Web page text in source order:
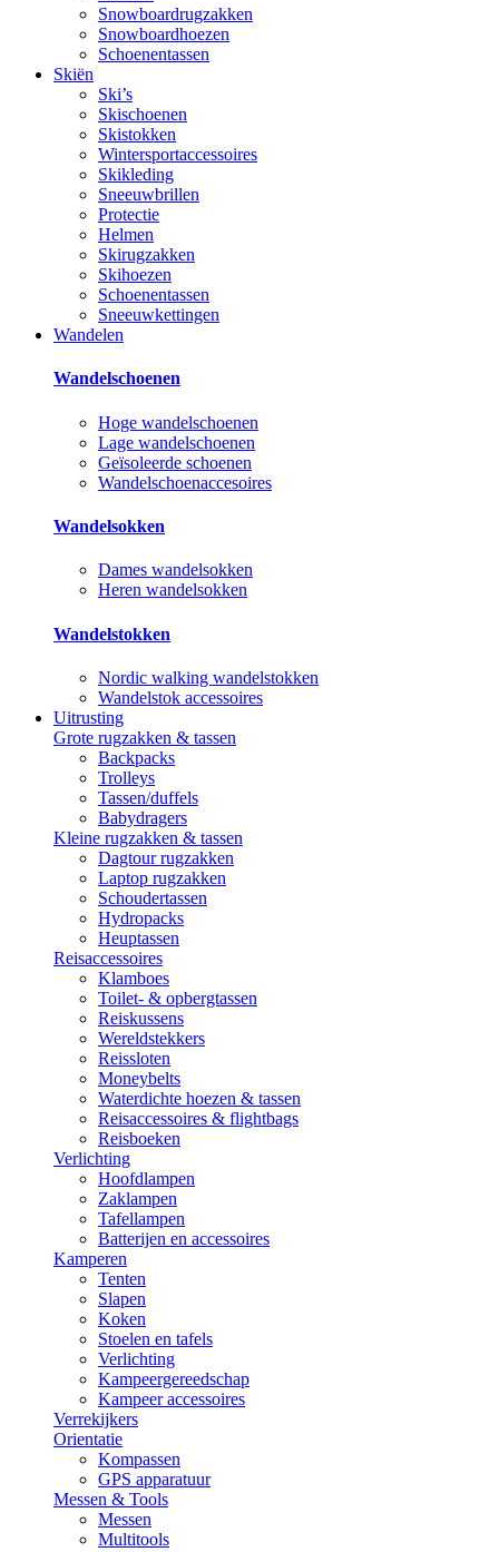
Snowboardrugzakken
Snowboardhoezen
Schoenentassen
Skiën
Ski’s
Skischoenen
Skistokken
Wintersportaccessoires
Skikleding
Sneeuwbrillen
Protectie
Helmen
Skirugzakken
Skihoezen
Schoenentassen
Sneeuwkettingen
Wandelen
Wandelschoenen
Hoge wandelschoenen
Lage wandelschoenen
Geïsoleerde schoenen
Wandelschoenaccesoires
Wandelsokken
Dames wandelsokken
Heren wandelsokken
Wandelstokken
Nordic walking wandelstokken
Wandelstok accessoires
Uitrusting
Grote rugzakken & tassen
Backpacks
Trolleys
Tassen/duffels
Babydragers
Kleine rugzakken & tassen
Dagtour rugzakken
Laptop rugzakken
Schoudertassen
Hydropacks
Heuptassen
Reisaccessoires
Klamboes
Toilet- & opbergtassen
Reiskussens
Wereldstekkers
Reissloten
Moneybelts
Waterdichte hoezen & tassen
Reisaccessoires & flightbags
Reisboeken
Verlichting
Hoofdlampen
Zaklampen
Tafellampen
Batterijen en accessoires
Kamperen
Tenten
Slapen
Koken
Stoelen en tafels
Verlichting
Kampeergereedschap
Kampeer accessoires
Verrekijkers
Orientatie
Kompassen
GPS apparatuur
Messen & Tools
Messen
Multitools